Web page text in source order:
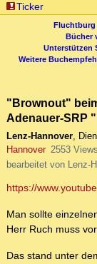
Ticker
Fluchtburg
Bücher
Unterstützen
Weitere
"Brownout"
Adenauer-SRP
Lenz-Hannover,
Hannover 2553 Views
bearbeitet von Lenz-
https://
Man sollte
Herr Ruch muss
Das stand unter